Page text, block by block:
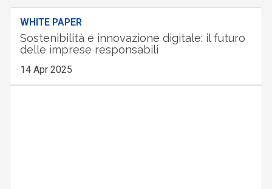
WHITE PAPER
Sostenibilità e innovazione digitale: il futuro
delle imprese responsabili
14 Apr 2025